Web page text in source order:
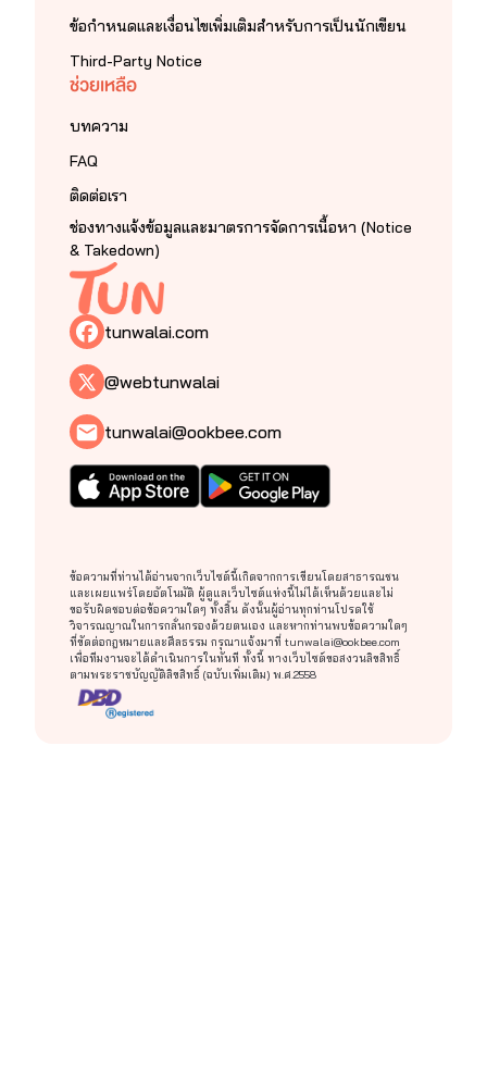
นิยายที่เก๋อเก๋อพยายามพิถีพิถันคัดเลือกมาอย่างเต็มความ
ตั้งใจของเหล่านักแปล เพื่อให้นายท่านได้รับความ
เพลิดเพลินอย่างถึงที่สุด
ความปรารถนาของนายท่านทุกๆ คนได้อย่างพึงพอใจ และ
เชื่อมั่นว่านายท่านจะสนับสนุนนิยายของเราอย่างถูกลิขสิทธิ์
เพื่อเป็นกำลังใจในการคัดสรรนิยายเรื่องอื่นๆ ของเราต่อไป
ในอนาคต
ถ้าหากนายท่านพบเห็นนิยายของหอหมื่นอักษรถูกนำ
ไปเผยแพร่อย่างผิดลิขสิทธิ์ที่ใด สามารถเข้ามาแจ้งกับเราได้
ในทุกช่องทางการติดต่อ
ท้ายที่สุดนี้เก๋อเก๋อขอขอบพระคุณแรงสนับสนุนของ
นายท่านทุกคนจากนี้และต่อไปในอนาคตด้วยเจ้าค่ะ
ข้อกำหนดและเงื่อนไขเพิ่มเติมสำหรับการเป็นนักเขียน
Third-Party Notice
ช่วยเหลือ
บทความ
FAQ
ติดต่อเรา
ช่องทางแจ้งข้อมูลและมาตรการจัดการเนื้อหา (Notice
& Takedown)
tunwalai.com
@webtunwalai
tunwalai@ookbee.com
ข้อความที่ท่านได้อ่านจากเว็บไซต์นี้เกิดจากการเขียนโดยสาธารณชน
และเผยแพร่โดยอัตโนมัติ ผู้ดูแลเว็บไซต์แห่งนี้ไม่ได้เห็นด้วยและไม่
ขอรับผิดชอบต่อข้อความใดๆ ทั้งสิ้น ดังนั้นผู้อ่านทุกท่านโปรดใช้
วิจารณญาณในการกลั่นกรองด้วยตนเอง และหากท่านพบข้อความใดๆ
ที่ขัดต่อกฎหมายและศีลธรรม กรุณาแจ้งมาที่ tunwalai@ookbee.com
เพื่อทีมงานจะได้ดำเนินการในทันที ทั้งนี้ ทางเว็บไซต์ขอสงวนลิขสิทธิ์
ตามพระราชบัญญัติลิขสิทธิ์ (ฉบับเพิ่มเติม) พ.ศ.2558